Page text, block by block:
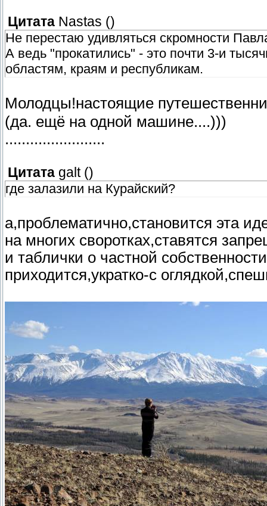
Цитата Nastas ()
Не перестаю удивляться скромности
А ведь "прокатились" - это почти 3-и
областям, краям и республикам.
Молодцы!настоящие
(да. ещё на одной машине....)))
........................
Цитата galt()
где залазили на Курайский?
а,проблематично,становится эта
на многих своротках,ставятся
и таблички о частной
приходится,укратко-с